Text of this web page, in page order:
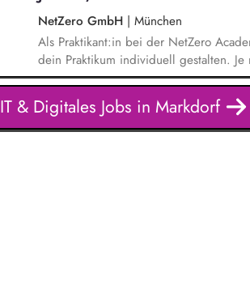
internationalen Teams zusammen.
NetZero GmbH | München
Als Praktikant:in bei der NetZero
dein Praktikum individuell gestalten. Je
und Senior-Praktika an. - Praktikum Sales: Kund:innen beraten, Marktanalysen erstellen,
Verkaufsstrategien für neue
Marketing: Content erstellen,
durchführen - Praktikum Operations:
IT & Digitales Jobs in Markdorf